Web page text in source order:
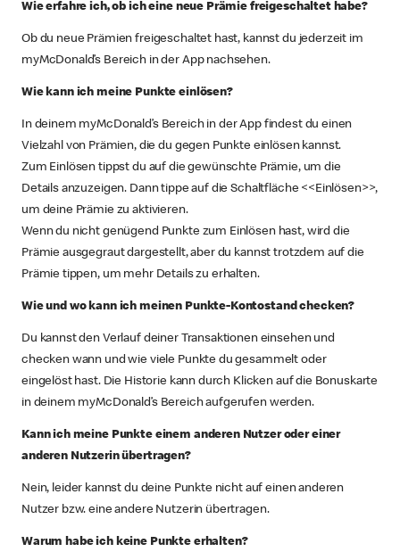
Wie erfahre ich, ob ich eine neue Prämie freigeschaltet habe?
Ob du neue Prämien freigeschaltet hast, kannst du jederzeit im
myMcDonald’s Bereich in der App nachsehen.
Wie kann ich meine Punkte einlösen?
In deinem myMcDonald’s Bereich in der App findest du einen
Vielzahl von Prämien, die du gegen Punkte einlösen kannst.
Zum Einlösen tippst du auf die gewünschte Prämie, um die
Details anzuzeigen. Dann tippe auf die Schaltfläche <<Einlösen>>,
um deine Prämie zu aktivieren.
Wenn du nicht genügend Punkte zum Einlösen hast, wird die
Prämie ausgegraut dargestellt, aber du kannst trotzdem auf die
Prämie tippen, um mehr Details zu erhalten.
Wie und wo kann ich meinen Punkte-Kontostand checken?
Du kannst den Verlauf deiner Transaktionen einsehen und
checken wann und wie viele Punkte du gesammelt oder
eingelöst hast. Die Historie kann durch Klicken auf die Bonuskarte
in deinem myMcDonald’s Bereich aufgerufen werden.
Kann ich meine Punkte einem anderen Nutzer oder einer
anderen Nutzerin übertragen?
Nein, leider kannst du deine Punkte nicht auf einen anderen
Nutzer bzw. eine andere Nutzerin übertragen.
Warum habe ich keine Punkte erhalten?